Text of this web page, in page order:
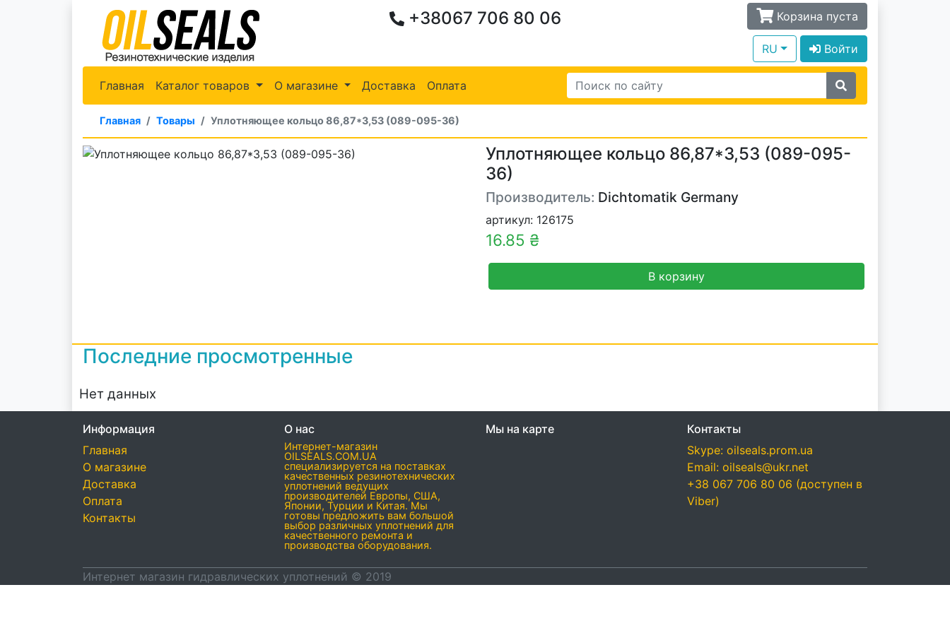
+38067 706 80 06 Корзина пуста
RU Войти
Главная Каталог товаров О магазине Доставка Оплата
Главная Товары Уплотняющее кольцо 86,87*3,53 (089-095-36)
Уплотняющее кольцо 86,87*3,53 (089-095-
36)
Производитель: Dichtomatik Germany
артикул: 126175
16.85 ₴
В корзину
Последние просмотренные
Нет данных
Информация
Главная
О магазине
Доставка
Оплата
Контакты
О нас
Интернет-магазин
OILSEALS.COM.UA
специализируется на поставках
качественных резинотехнических
уплотнений ведущих
производителей Европы, США,
Японии, Турции и Китая. Мы
готовы предложить вам большой
выбор различных уплотнений для
качественного ремонта и
производства оборудования.
Мы на карте
Контакты
Skype: oilseals.prom.ua
Email: oilseals@ukr.net
+38 067 706 80 06 (доступен в
Viber)
Интернет магазин гидравлических уплотнений © 2019